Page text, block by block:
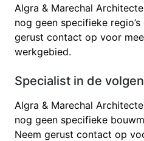
Algra & Marechal
nog geen specifieke
gerust contact op voor
werkgebied.
Specialist in de
Algra & Marechal
nog geen specifieke
Neem gerust contact op